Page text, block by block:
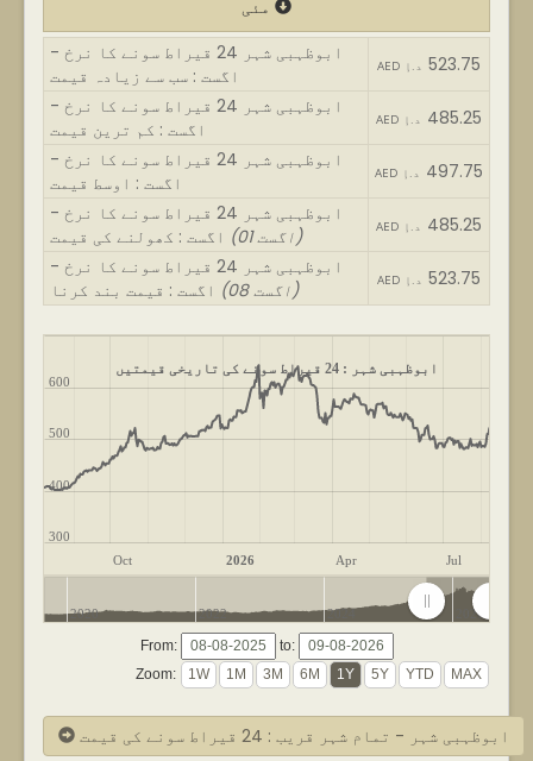
ابوظہبی شہر 24 قیراط سونے کا نرخ -
اگست : سب سے زیادہ قیمت
AED د.إ 523.75
ابوظہبی شہر 24 قیراط سونے کا نرخ -
اگست : کم ترین قیمت
AED د.إ 485.25
ابوظہبی شہر 24 قیراط سونے کا نرخ -
اگست : اوسط قیمت
AED د.إ 497.75
ابوظہبی شہر 24 قیراط سونے کا نرخ -
(01 اگست) AED د.إ 485.25
ابوظہبی شہر 24 قیراط سونے کا نرخ -
(08 اگست) AED د.إ 523.75
ابوظہبی شہر : 24 قیراط سونے کی تاریخی قیمتیں
Oct 2026 Apr Jul
300
400
500
600
2020 2022 2024 2026
From:
to:
Zoom:
ابوظہبی شہر - تمام شہر قریب : 24 قیراط سونے کی قیمت